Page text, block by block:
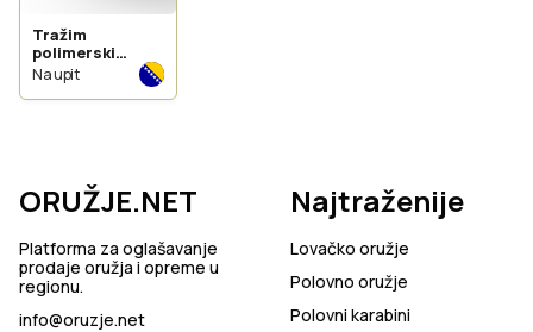
Tražim
polimerski
kundak za
papovku
Na upit
ORUŽJE.NET
Platforma za oglašavanje
prodaje oružja i opreme u
regionu.
info@oruzje.net
Najtraženije
Lovačko oružje
Polovno oružje
Polovni karabini